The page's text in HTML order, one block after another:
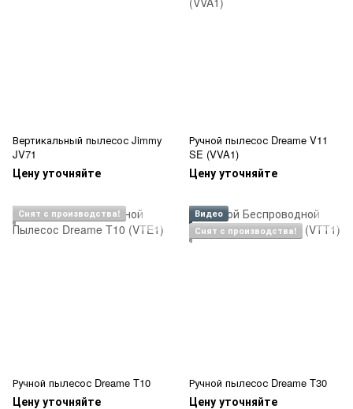
Вертикальный пылесос Jimmy
JV71
Цену уточняйте
Ручной пылесос Dreame V11
SE (VVA1)
Цену уточняйте
Снят с производства!
Ручной пылесос Dreame T10
Цену уточняйте
Видео
Снят с производства!
Ручной пылесос Dreame T30
Цену уточняйте